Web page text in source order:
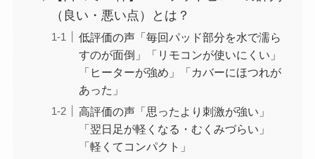
（良い・悪い点）とは？
低評価の声「毎回パッド部分を水で濡ら
すのが面倒」「リモコンが使いにくい」
「ヒーターが強め」「カバーにほつれが
あった」
高評価の声「思ったより刺激が強い」
「翌日足が軽くなる・むくみづらい」
「軽くてコンパクト」